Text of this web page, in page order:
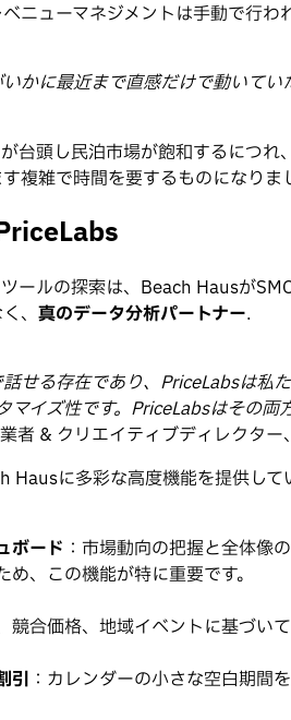
ニューマネジメントは手動で行
かに最近まで直感だけで動いて
台頭し民泊市場が飽和するにつ
複雑で時間を要するものになり
ールの探索は、Beach Hausが
、 真のデータ分析パートナー.
話せる存在であり、PriceLabsは
マイズ性です。PriceLabsはその両
者 & クリエイティブディレクタ
Hausに多彩な高度機能を提供し
ボード ：市場動向の把握と全体像
、この機能が特に重要です。
競合価格、地域イベントに基づい
引 ：カレンダーの小さな空白期間